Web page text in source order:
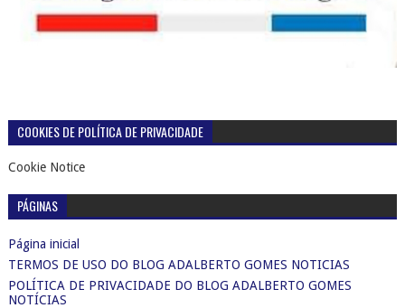
COOKIES DE POLÍTICA DE PRIVACIDADE
Cookie Notice
PÁGINAS
Página inicial
TERMOS DE USO DO BLOG ADALBERTO GOMES NOTICIAS
POLÍTICA DE PRIVACIDADE DO BLOG ADALBERTO GOMES
NOTÍCIAS